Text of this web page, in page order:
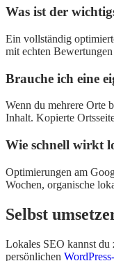
Was ist der
Ein vollständig
mit echten
Brauche ich eine
Wenn du mehrere Orte
Inhalt. Kopierte
Wie schnell wirkt
Optimierungen am
Wochen, organische
Selbst
Lokales SEO kannst du
persönlichen